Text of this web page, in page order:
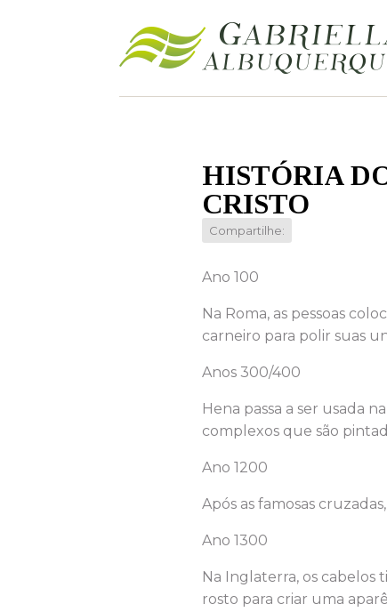
HISTÓRIA
CRISTO
Compartilhe:
Ano 100
Na Roma, as pessoas
carneiro para polir suas
Anos 300/400
Hena passa a ser usada
complexos que são
Ano 1200
Após as famosas
Ano 1300
Na Inglaterra, os cabelos
rosto para criar uma